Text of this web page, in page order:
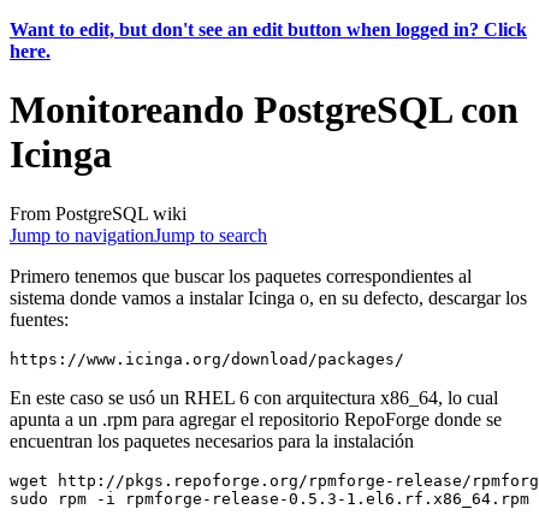
Want to edit, but don't see an edit button when logged in? Click
here.
Monitoreando PostgreSQL con
Icinga
From PostgreSQL wiki
Jump to navigationJump to search
Primero tenemos que buscar los paquetes correspondientes al
sistema donde vamos a instalar Icinga o, en su defecto, descargar los
fuentes:
En este caso se usó un RHEL 6 con arquitectura x86_64, lo cual
apunta a un .rpm para agregar el repositorio RepoForge donde se
encuentran los paquetes necesarios para la instalación
wget http://pkgs.repoforge.org/rpmforge-release/